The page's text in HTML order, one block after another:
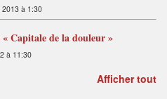
à 1:30
Capitale de la douleur »
à 11:30
Afficher tout